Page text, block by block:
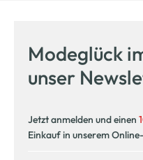
Modeglück
unser
Jetzt anmelden und einen
Einkauf in unserem